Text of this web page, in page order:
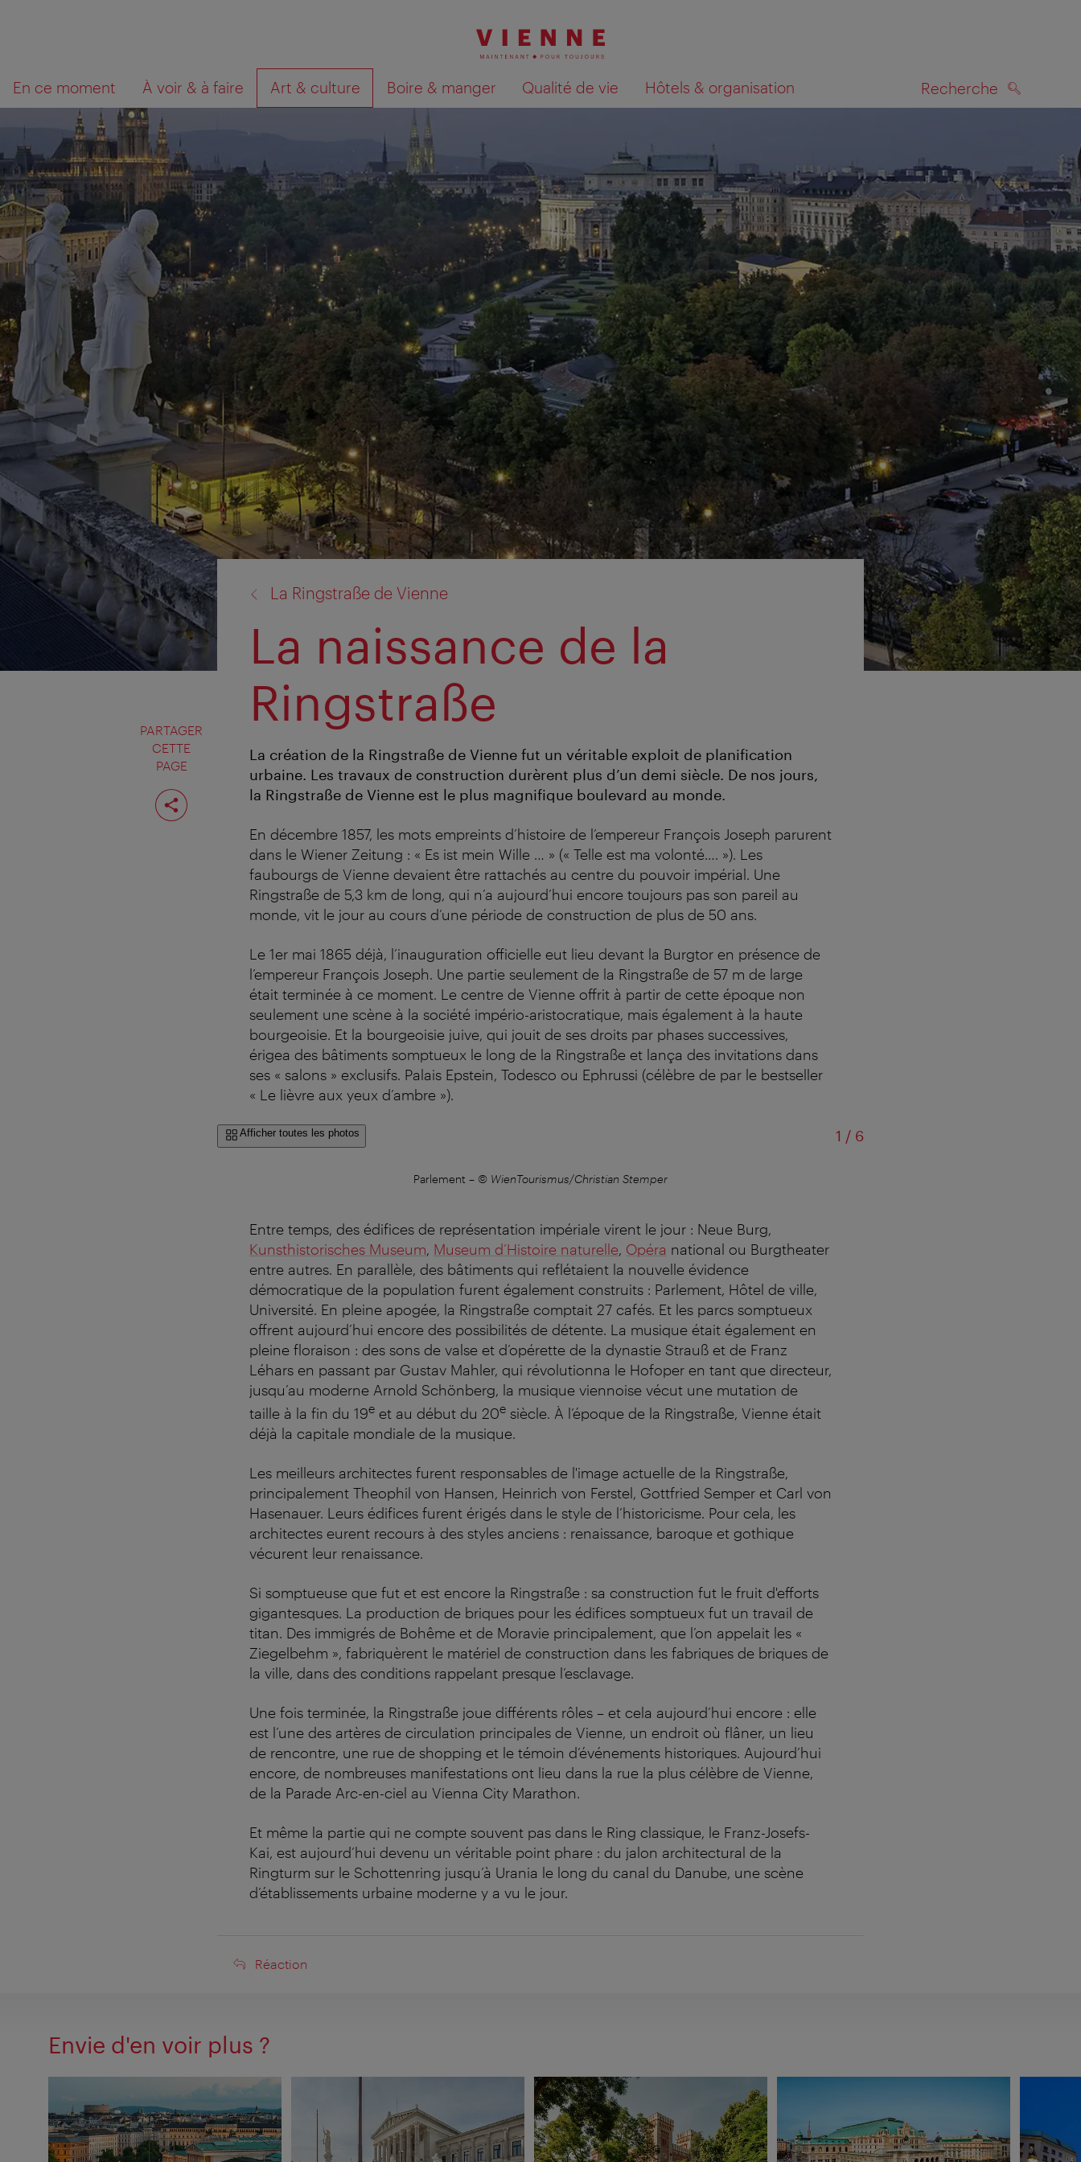
En ce moment À voir & à faire Art & culture Boire & manger Qualité de vie Hôtels & organisation Recherche
Que
cherchez-
vous?
Afficher les résultats de la recherche sur la carte
PARTAGER
CETTE
PAGE
Partager
cette
page
La Ringstraße de Vienne
La naissance de la
Ringstraße
La création de la Ringstraße de Vienne fut un véritable exploit de planification
urbaine. Les travaux de construction durèrent plus d’un demi siècle. De nos jours,
la Ringstraße de Vienne est le plus magnifique boulevard au monde.
En décembre 1857, les mots empreints d’histoire de l’empereur François Joseph parurent
dans le Wiener Zeitung : « Es ist mein Wille … » (« Telle est ma volonté…. »). Les
faubourgs de Vienne devaient être rattachés au centre du pouvoir impérial. Une
Ringstraße de 5,3 km de long, qui n’a aujourd’hui encore toujours pas son pareil au
monde, vit le jour au cours d’une période de construction de plus de 50 ans.
Le 1er mai 1865 déjà, l’inauguration officielle eut lieu devant la Burgtor en présence de
l’empereur François Joseph. Une partie seulement de la Ringstraße de 57 m de large
était terminée à ce moment. Le centre de Vienne offrit à partir de cette époque non
seulement une scène à la société império-aristocratique, mais également à la haute
bourgeoisie. Et la bourgeoisie juive, qui jouit de ses droits par phases successives,
érigea des bâtiments somptueux le long de la Ringstraße et lança des invitations dans
ses « salons » exclusifs. Palais Epstein, Todesco ou Ephrussi (célèbre de par le bestseller
« Le lièvre aux yeux d’ambre »).
Afficher toutes les photos 1 /sur
6
Parlement – © WienTourismus/Christian Stemper
Entre temps, des édifices de représentation impériale virent le jour : Neue Burg,
Kunsthistorisches Museum, Museum d’Histoire naturelle, Opéra national ou Burgtheater
entre autres. En parallèle, des bâtiments qui reflétaient la nouvelle évidence
démocratique de la population furent également construits : Parlement, Hôtel de ville,
Université. En pleine apogée, la Ringstraße comptait 27 cafés. Et les parcs somptueux
offrent aujourd’hui encore des possibilités de détente. La musique était également en
pleine floraison : des sons de valse et d’opérette de la dynastie Strauß et de Franz
Léhars en passant par Gustav Mahler, qui révolutionna le Hofoper en tant que directeur,
jusqu’au moderne Arnold Schönberg, la musique viennoise vécut une mutation de
taille à la fin du 19e et au début du 20e siècle. À l’époque de la Ringstraße, Vienne était
déjà la capitale mondiale de la musique.
Les meilleurs architectes furent responsables de l'image actuelle de la Ringstraße,
principalement Theophil von Hansen, Heinrich von Ferstel, Gottfried Semper et Carl von
Hasenauer. Leurs édifices furent érigés dans le style de l’historicisme. Pour cela, les
architectes eurent recours à des styles anciens : renaissance, baroque et gothique
vécurent leur renaissance.
Si somptueuse que fut et est encore la Ringstraße : sa construction fut le fruit d'efforts
gigantesques. La production de briques pour les édifices somptueux fut un travail de
titan. Des immigrés de Bohême et de Moravie principalement, que l’on appelait les «
Ziegelbehm », fabriquèrent le matériel de construction dans les fabriques de briques de
la ville, dans des conditions rappelant presque l’esclavage.
Une fois terminée, la Ringstraße joue différents rôles – et cela aujourd’hui encore : elle
est l’une des artères de circulation principales de Vienne, un endroit où flâner, un lieu
de rencontre, une rue de shopping et le témoin d’événements historiques. Aujourd’hui
encore, de nombreuses manifestations ont lieu dans la rue la plus célèbre de Vienne,
de la Parade Arc-en-ciel au Vienna City Marathon.
Et même la partie qui ne compte souvent pas dans le Ring classique, le Franz-Josefs-
Kai, est aujourd’hui devenu un véritable point phare : du jalon architectural de la
Ringturm sur le Schottenring jusqu’à Urania le long du canal du Danube, une scène
d’établissements urbaine moderne y a vu le jour.
Réaction
Réaction
Envie d'en voir plus ?